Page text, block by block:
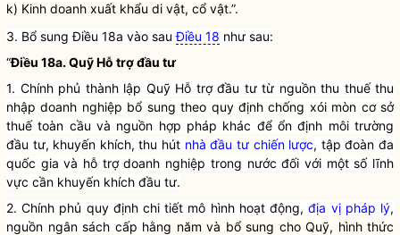
k) Kinh doanh xuất khẩu di vật, cổ vật.”.
3. Bổ sung Điều 18a vào sauĐiều 18 như sau:
“Điều 18a. Quỹ Hỗ trợ đầu tư
1. Chính phủ thành lập Quỹ Hỗ trợ đầu tư từ nguồn thu thuế thu
nhập doanh nghiệp bổ sung theo quy định chống xói mòn cơ sở
thuế toàn cầu và nguồn hợp pháp khác để ổn định môi trường
đầu tư, khuyến khích, thu hút nhà đầu tư chiến lược, tập đoàn đa
quốc gia và hỗ trợ doanh nghiệp trong nước đối với một số lĩnh
vực cần khuyến khích đầu tư.
2. Chính phủ quy định chi tiết mô hình hoạt động,địa vị pháp lý,
nguồn ngân sách cấp hằng năm và bổ sung cho Quỹ, hình thức